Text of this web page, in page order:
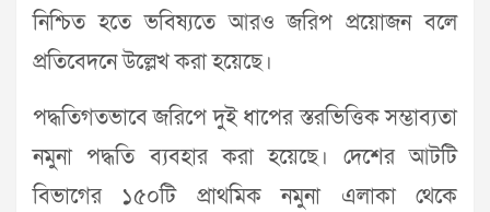
নিশ্চিত হতে ভবিষ্যতে আরও জরিপ প্রয়োজন বলে
প্রতিবেদনে উল্লেখ করা হয়েছে।
পদ্ধতিগতভাবে জরিপে দুই ধাপের স্তরভিত্তিক সম্ভাব্যতা
নমুনা পদ্ধতি ব্যবহার করা হয়েছে। দেশের আটটি
বিভাগের ১৫০টি প্রাথমিক নমুনা এলাকা থেকে